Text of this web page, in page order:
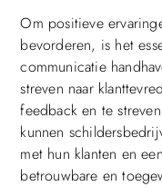
Om positieve
bevorderen, is het
communicatie
streven naar
feedback en te
kunnen
met hun klanten en
betrouwbare en